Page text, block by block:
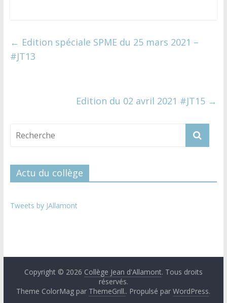
← Edition spéciale SPME du 25 mars 2021 –
#JT13
Edition du 02 avril 2021 #JT15 →
Actu du collège
Tweets by JAllamont
Copyright © 2026 Collège Jean d'Allamont. Tous droits
réservés.
Theme ColorMag par ThemeGrill.. Propulsé parWordPress.